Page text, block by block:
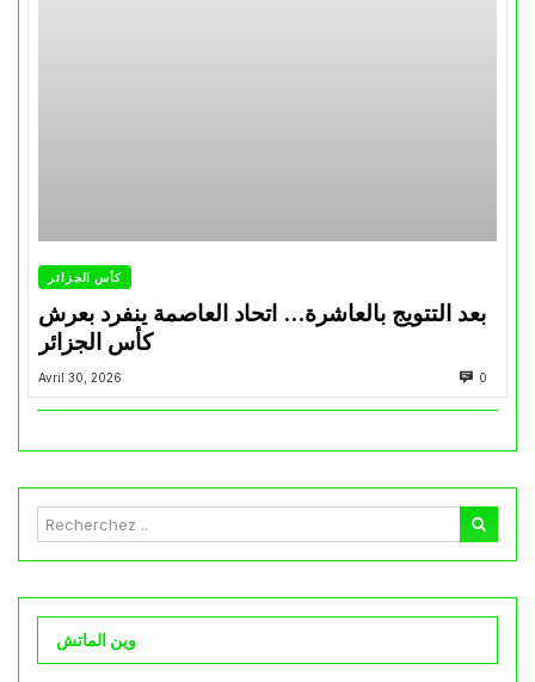
كأس الجزائر
بعد التتويج بالعاشرة… اتحاد العاصمة ينفرد بعرش
كأس الجزائر
Avril 30, 2026 0
وين الماتش